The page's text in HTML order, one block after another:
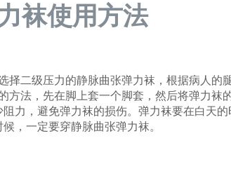
袜使用方法
二级压力的静脉曲张弹力袜，根据病人的
法，先在脚上套一个脚套，然后将弹力袜
力，避免弹力袜的损伤。弹力袜要在白天
，一定要穿静脉曲张弹力袜。